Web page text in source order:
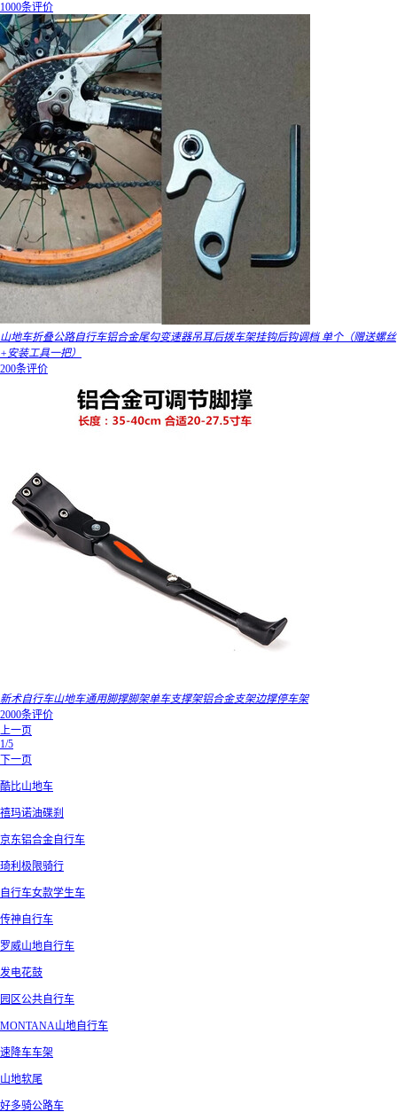
1000条评价
山地车折叠公路自行车铝合金尾勾变速器吊耳后拨车架挂钩后钩调档 单个（赠送螺丝
+安装工具一把）
200条评价
新术自行车山地车通用脚撑脚架单车支撑架铝合金支架边撑停车架
2000条评价
上一页
1/5
下一页
酷比山地车
禧玛诺油碟刹
京东铝合金自行车
琦利极限骑行
自行车女款学生车
传神自行车
罗威山地自行车
发电花鼓
园区公共自行车
MONTANA山地自行车
速降车车架
山地软尾
好多骑公路车